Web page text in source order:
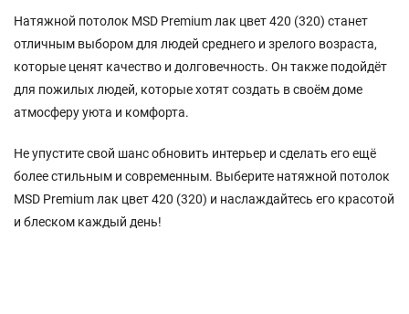
Натяжной потолок MSD Premium лак цвет 420 (320) станет
отличным выбором для людей среднего и зрелого возраста,
которые ценят качество и долговечность. Он также подойдёт
для пожилых людей, которые хотят создать в своём доме
атмосферу уюта и комфорта.
Не упустите свой шанс обновить интерьер и сделать его ещё
более стильным и современным. Выберите натяжной потолок
MSD Premium лак цвет 420 (320) и наслаждайтесь его красотой
и блеском каждый день!